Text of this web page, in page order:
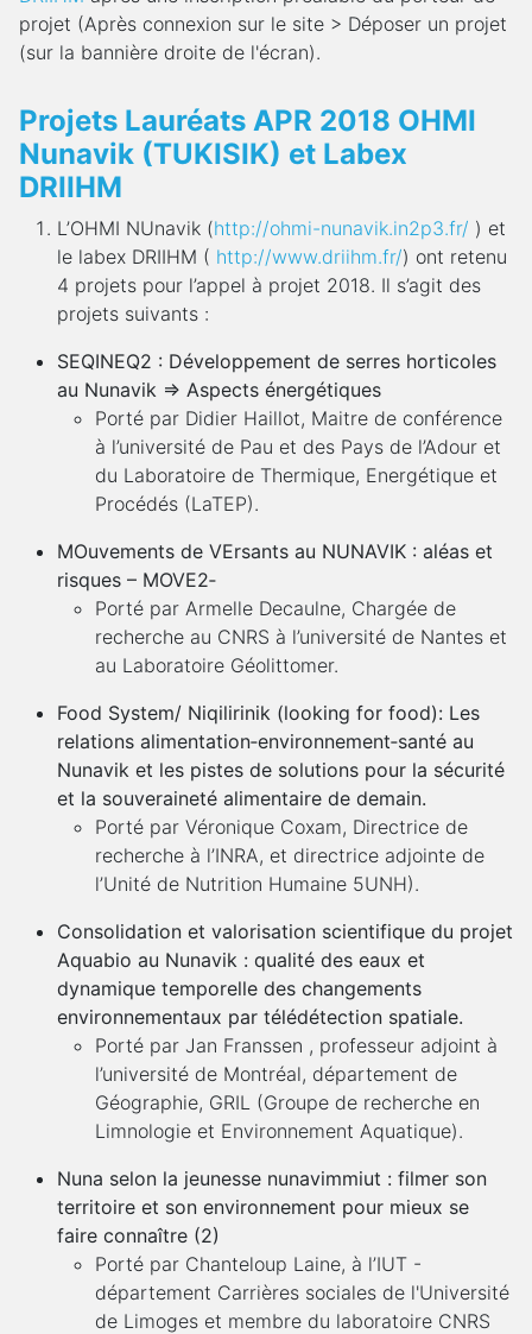
projet (Après connexion sur le site > Déposer un projet
(sur la bannière droite de l'écran).
Projets Lauréats APR 2018 OHMI
Nunavik (TUKISIK) et Labex
DRIIHM
L’OHMI NUnavik (http://ohmi-nunavik.in2p3.fr/ ) et
le labex DRIIHM ( http://www.driihm.fr/) ont retenu
4 projets pour l’appel à projet 2018. Il s’agit des
projets suivants :
SEQINEQ2 : Développement de serres horticoles
au Nunavik => Aspects énergétiques
Porté par Didier Haillot, Maitre de conférence
à l’université de Pau et des Pays de l’Adour et
du Laboratoire de Thermique, Energétique et
Procédés (LaTEP).
MOuvements de VErsants au NUNAVIK : aléas et
risques – MOVE2‐
Porté par Armelle Decaulne, Chargée de
recherche au CNRS à l’université de Nantes et
au Laboratoire Géolittomer.
Food System/ Niqilirinik (looking for food): Les
relations alimentation‐environnement‐santé au
Nunavik et les pistes de solutions pour la sécurité
et la souveraineté alimentaire de demain.
Porté par Véronique Coxam, Directrice de
recherche à l’INRA, et directrice adjointe de
l’Unité de Nutrition Humaine 5UNH).
Consolidation et valorisation scientifique du projet
Aquabio au Nunavik : qualité des eaux et
dynamique temporelle des changements
environnementaux par télédétection spatiale.
Porté par Jan Franssen , professeur adjoint à
l’université de Montréal, département de
Géographie, GRIL (Groupe de recherche en
Limnologie et Environnement Aquatique).
Nuna selon la jeunesse nunavimmiut : filmer son
territoire et son environnement pour mieux se
faire connaître (2)
Porté par Chanteloup Laine, à l’IUT -
département Carrières sociales de l'Université
de Limoges et membre du laboratoire CNRS